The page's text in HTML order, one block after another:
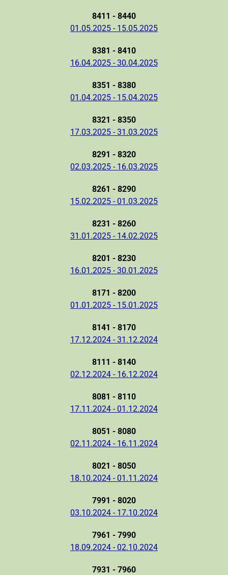
8411 - 8440
01.05.2025 - 15.05.2025
8381 - 8410
16.04.2025 - 30.04.2025
8351 - 8380
01.04.2025 - 15.04.2025
8321 - 8350
17.03.2025 - 31.03.2025
8291 - 8320
02.03.2025 - 16.03.2025
8261 - 8290
15.02.2025 - 01.03.2025
8231 - 8260
31.01.2025 - 14.02.2025
8201 - 8230
16.01.2025 - 30.01.2025
8171 - 8200
01.01.2025 - 15.01.2025
8141 - 8170
17.12.2024 - 31.12.2024
8111 - 8140
02.12.2024 - 16.12.2024
8081 - 8110
17.11.2024 - 01.12.2024
8051 - 8080
02.11.2024 - 16.11.2024
8021 - 8050
18.10.2024 - 01.11.2024
7991 - 8020
03.10.2024 - 17.10.2024
7961 - 7990
18.09.2024 - 02.10.2024
7931 - 7960